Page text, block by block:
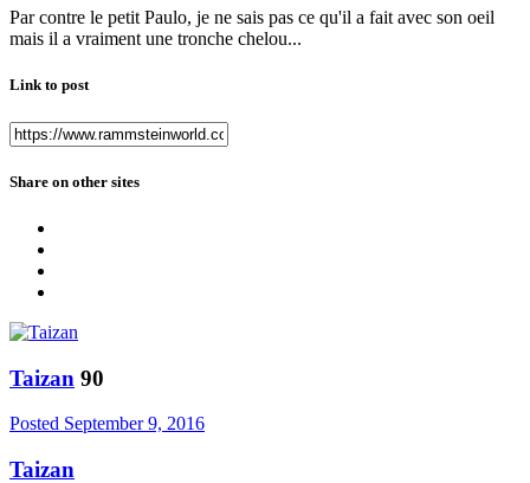
Par contre le petit Paulo, je ne sais pas ce qu'il a fait avec son oeil
mais il a vraiment une tronche chelou...
Link to post
Share on other sites
Taizan 90
Posted September 9, 2016
Taizan